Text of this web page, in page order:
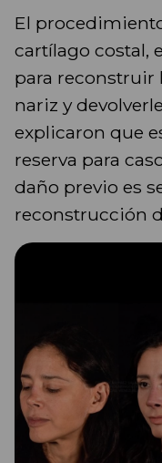
El
cartílago costal,
para reconstruir
nariz y
explicaron que
reserva para
daño previo es
reconstrucción